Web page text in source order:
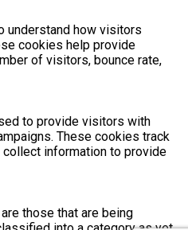
understand how visitors
cookies help provide
of visitors, bounce rate,
to provide visitors with
These cookies track
information to provide
those that are being